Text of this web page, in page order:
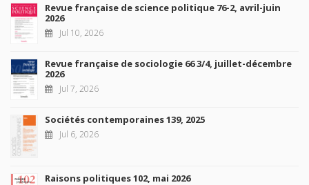
Revue française de science politique 76-2, avril-juin
2026
Jul 10, 2026
Revue française de sociologie 66 3/4, juillet-décembre
2026
Jul 7, 2026
Sociétés contemporaines 139, 2025
Jul 6, 2026
Raisons politiques 102, mai 2026